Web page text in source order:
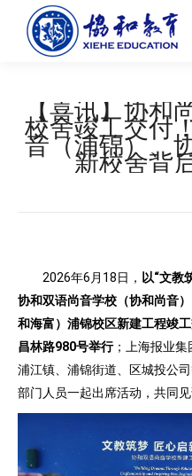
【喜讯】协和
校舍竣工交付
音（浦锦）、
新校舍背
2026年6月18日， 以“文教
协和双语尚音学校（协和尚音
和海富）浦锦校区新建工程竣
昌林路980号举行；上海报业集
浦江镇、浦锦街道、区城投公
部门人员一起出席活动，共同见